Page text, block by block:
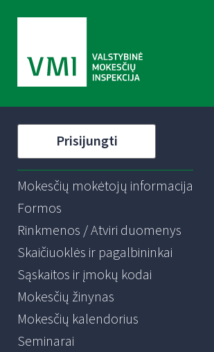
Prisijungti
Mokesčių mokėtojų informacija
Formos
Rinkmenos / Atviri duomenys
Skaičiuoklės ir pagalbininkai
Sąskaitos ir įmokų kodai
Mokesčių žinynas
Mokesčių kalendorius
Seminarai